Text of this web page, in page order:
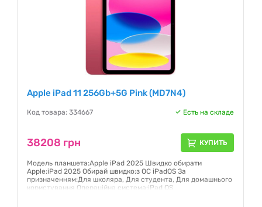
Apple iPad 11 256Gb+5G Pink (MD7N4)
Код товара: 334667 Есть на складе
38208 грн КУПИТЬ
Модель планшета:Apple iPad 2025 Швидко обирати
Apple:iPad 2025 Обирай швидко:з ОС iPadOS За
призначенням:Для школяра, Для студента, Для домашнього
користування Операційна система:iPad OS